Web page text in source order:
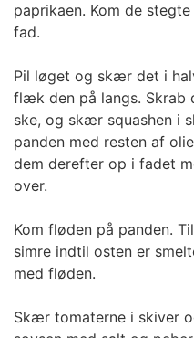
paprikaen. Kom de
fad.
Pil løget og skær det i
flæk den på langs. Skrab
ske, og skær squashen i
panden med resten af
dem derefter op i fadet
over.
Kom fløden på panden.
simre indtil osten er
med fløden.
Skær tomaterne i skiver